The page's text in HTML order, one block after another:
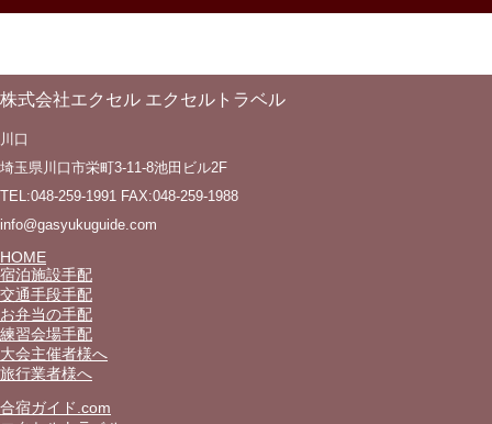
株式会社エクセル エクセルトラベル
川口
埼玉県川口市栄町3-11-8池田ビル2F
TEL:048-259-1991 FAX:048-259-1988
info@gasyukuguide.com
HOME
宿泊施設手配
交通手段手配
お弁当の手配
練習会場手配
大会主催者様へ
旅行業者様へ
合宿ガイド.com